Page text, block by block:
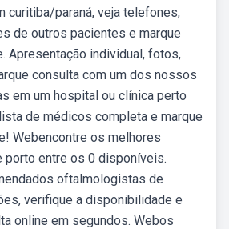
curitiba/paraná, veja telefones,
de outros pacientes e marque
Apresentação individual, fotos,
consulta com um dos nossos
em um hospital ou clínica perto
de médicos completa e marque
Webencontre os melhores
entre os 0 disponíveis.
oftalmologistas de
verifique a disponibilidade e
online em segundos. Webos